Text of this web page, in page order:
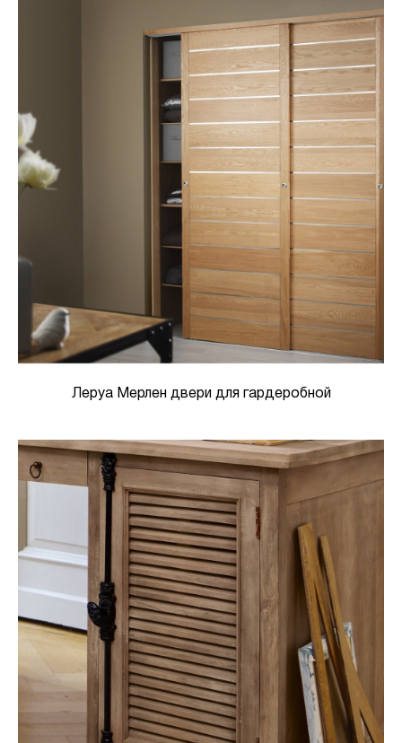
Леруа Мерлен двери для гардеробной